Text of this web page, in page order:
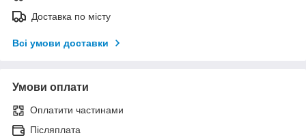
Доставка по місту
Всі умови доставки
Умови оплати
Оплатити частинами
Післяплата